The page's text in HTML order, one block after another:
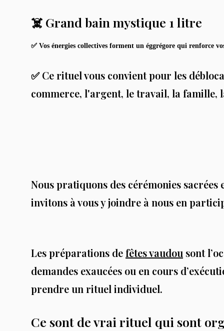
☠️ Grand bain mystique 1 litre
✅ Vos énergies collectives forment un éggrégore qui renforce
✅ Ce rituel vous convient pour les
commerce, l'argent, le travail, la famille,
Nous pratiquons des cérémonies sacrées
invitons à vous y joindre à nous en
Les préparations defêtes vaudou sont
demandes exaucées ou en cours
prendre un rituel individuel.
Ce sont de vrai rituel qui sont